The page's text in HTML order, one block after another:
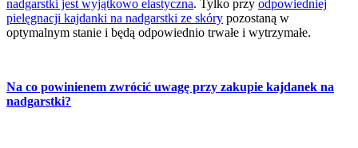
nadgarstki jest wyjątkowo elastyczna. Tylko przy odpowiedniej
pielęgnacji kajdanki na nadgarstki ze skóry pozostaną w
optymalnym stanie i będą odpowiednio trwałe i wytrzymałe.
Na co powinienem zwrócić uwagę przy zakupie kajdanek na
nadgarstki?